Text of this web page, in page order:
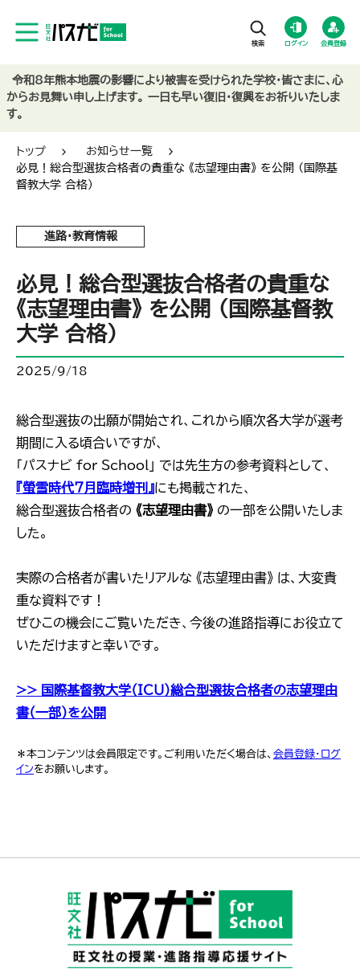
ログイン 会員登録
トップ
お知らせ一覧
必見！総合型選抜合格者の貴重な 《志望理由書》 を公開 （国際基
督教大学 合格）
進路・教育情報
必見！総合型選抜合格者の貴重な
《志望理由書》 を公開 （国際基督教
大学 合格）
2025/9/18
総合型選抜の出願が開始され、これから順次各大学が選考
期間に入る頃合いですが、
「パスナビ for School」 では先生方の参考資料として、
『螢雪時代7月臨時増刊』にも掲載された、
総合型選抜合格者の 《志望理由書》 の一部を公開いたしま
した。
実際の合格者が書いたリアルな 《志望理由書》 は、大変貴
重な資料です！
ぜひこの機会にご覧いただき、今後の進路指導にお役立て
いただけますと幸いです。
>> 国際基督教大学（ICU）総合型選抜合格者の志望理由
書（一部）を公開
＊本コンテンツは会員限定です。ご利用いただく場合は、 会員登録・ログ
インをお願いします。
令和8年熊本地震の影響により被害を受けられた学校・皆さまに、心
からお見舞い申し上げます。 一日も早い復旧・復興をお祈りいたしま
す。